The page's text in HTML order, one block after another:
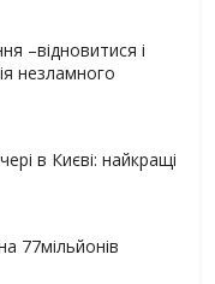
–відновитися і
незламного
в Києві: найкращі
77мільйонів